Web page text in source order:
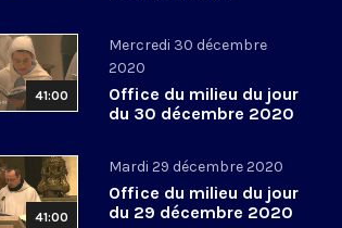
41:00
Mercredi 30 décembre
2020
Office du milieu du jour
du 30 décembre 2020
41:00
Mardi 29 décembre 2020
Office du milieu du jour
du 29 décembre 2020